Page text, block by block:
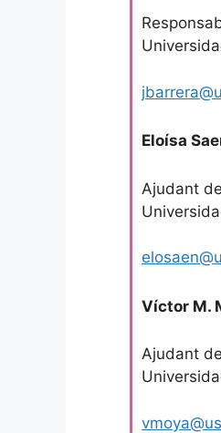
Eloísa
Ajudant
Víctor M.
Ajudant